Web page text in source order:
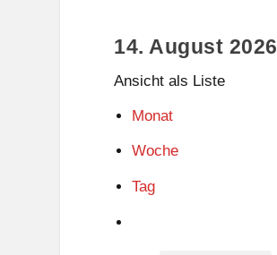
14. August 2026
Ansicht als Liste
Monat
Woche
Tag